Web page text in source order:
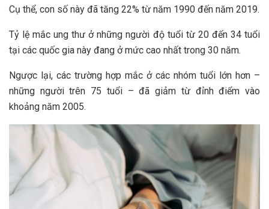
Cụ thể, con số này đã tăng 22% từ năm 1990 đến năm 2019.
Tỷ lệ mắc ung thư ở những người độ tuổi từ 20 đến 34 tuổi
tại các quốc gia này đang ở mức cao nhất trong 30 năm.
Ngược lại, các trường hợp mắc ở các nhóm tuổi lớn hơn –
những người trên 75 tuổi – đã giảm từ đỉnh điểm vào
khoảng năm 2005.